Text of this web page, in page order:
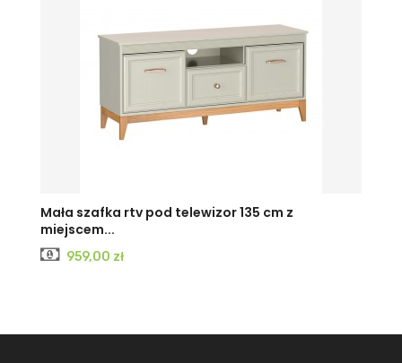
Mała szafka rtv pod telewizor 135 cm z
miejscem...
Cena
959,00 zł